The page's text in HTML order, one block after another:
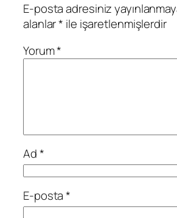
E-posta adresiniz
alanlar* ile işaretlenmişlerdir
Yorum*
Ad*
E-posta*